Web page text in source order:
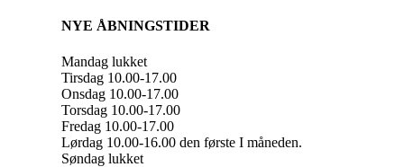
NYE ÅBNINGSTIDER
Mandag lukket
Tirsdag 10.00-17.00
Onsdag 10.00-17.00
Torsdag 10.00-17.00
Fredag 10.00-17.00
Lørdag 10.00-16.00 den første I måneden.
Søndag lukket